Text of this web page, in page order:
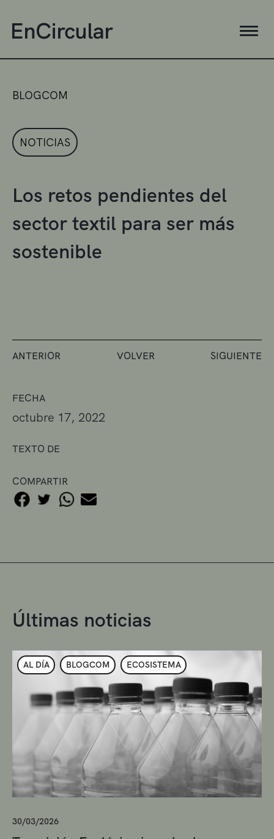
FECHA
octubre 17, 2022
TEXTO DE
COMPARTIR
BLOGCOM
NOTICIAS
Los retos pendientes del
sector textil para ser más
sostenible
ANTERIOR VOLVER SIGUIENTE
Últimas noticias
AL DÍA BLOGCOM ECOSISTEMA
30/03/2026